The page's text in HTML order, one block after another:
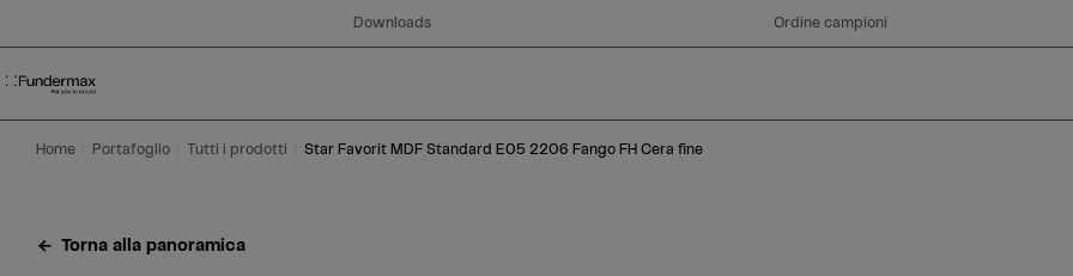
Downloads Ordine campioni
Home Portafoglio Tutti i prodotti Star Favorit MDF Standard E05 2206 Fango FH Cera fine
Torna alla panoramica